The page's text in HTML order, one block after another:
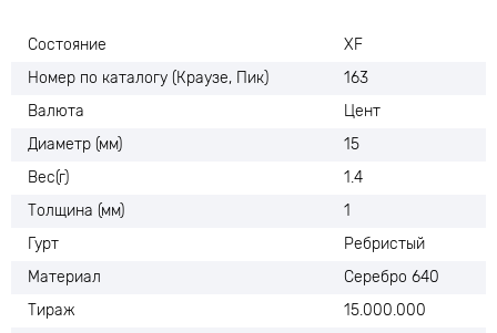
Состояние
XF
Номер по каталогу (Краузе, Пик)
163
Валюта
Цент
Диаметр (мм)
15
Вес(г)
1.4
Толщина (мм)
1
Гурт
Ребристый
Материал
Серебро 640
Тираж
15.000.000